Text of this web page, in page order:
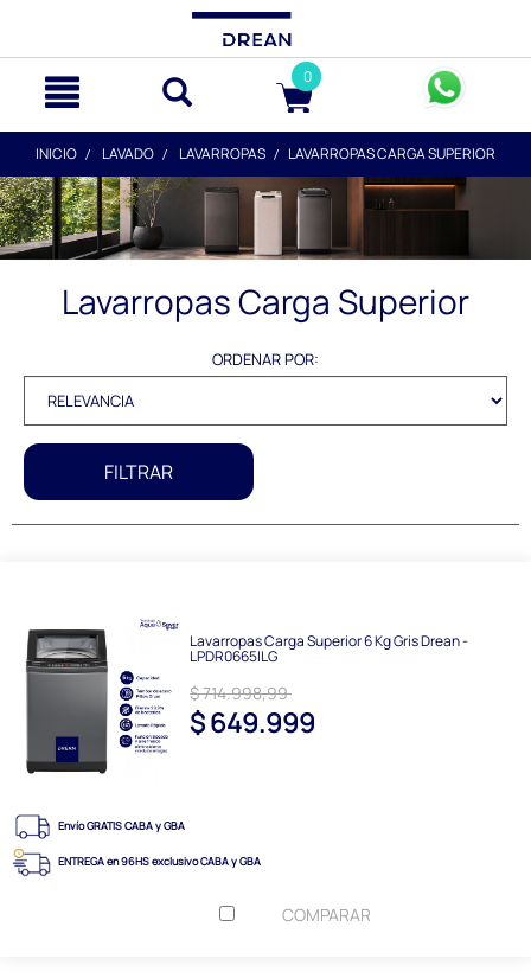
0
INICIO LAVADO LAVARROPAS LAVARROPAS CARGA SUPERIOR
Lavarropas Carga Superior
ORDENAR POR:
FILTRAR
Lavarropas Carga Superior 6 Kg Gris Drean -
LPDR0665ILG
$ 714.998,99
$ 649.999
Envío GRATIS CABA y GBA
ENTREGA en 96HS exclusivo CABA y GBA
COMPARAR